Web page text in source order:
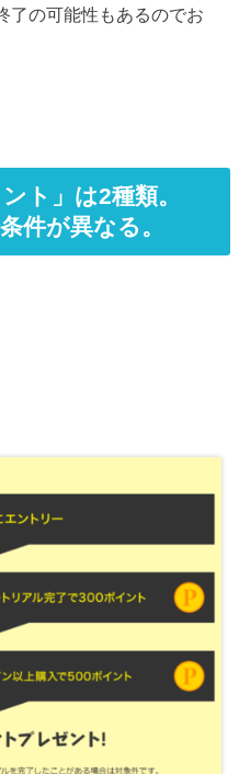
了の可能性もあるのでお
ト」は2種類。
件が異なる。